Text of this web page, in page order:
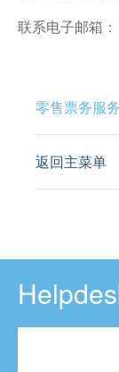
联系电子邮箱：
零售票务服务
返回主菜单